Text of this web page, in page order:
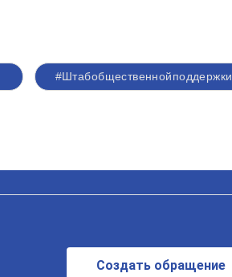
#Штабобщественнойподдержки
Создать обращение